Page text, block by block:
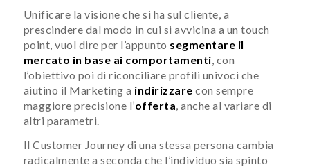
Unificare la visione che si ha sul cliente, a
prescindere dal modo in cui si avvicina a un touch
point, vuol dire per l’appunto segmentare il
mercato in base ai comportamenti, con
l’obiettivo poi di riconciliare profili univoci che
aiutino il Marketing a indirizzare con sempre
maggiore precisione l’offerta, anche al variare di
altri parametri.
Il Customer Journey di una stessa persona cambia
radicalmente a seconda che l’individuo sia spinto